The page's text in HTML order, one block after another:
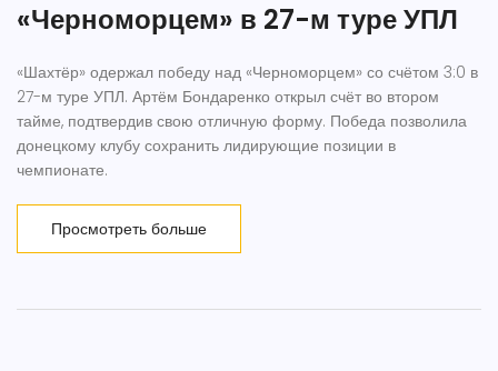
«Черноморцем» в 27-м туре УПЛ
«Шахтёр» одержал победу над «Черноморцем» со счётом 3:0 в
27-м туре УПЛ. Артём Бондаренко открыл счёт во втором
тайме, подтвердив свою отличную форму. Победа позволила
донецкому клубу сохранить лидирующие позиции в
чемпионате.
Просмотреть больше